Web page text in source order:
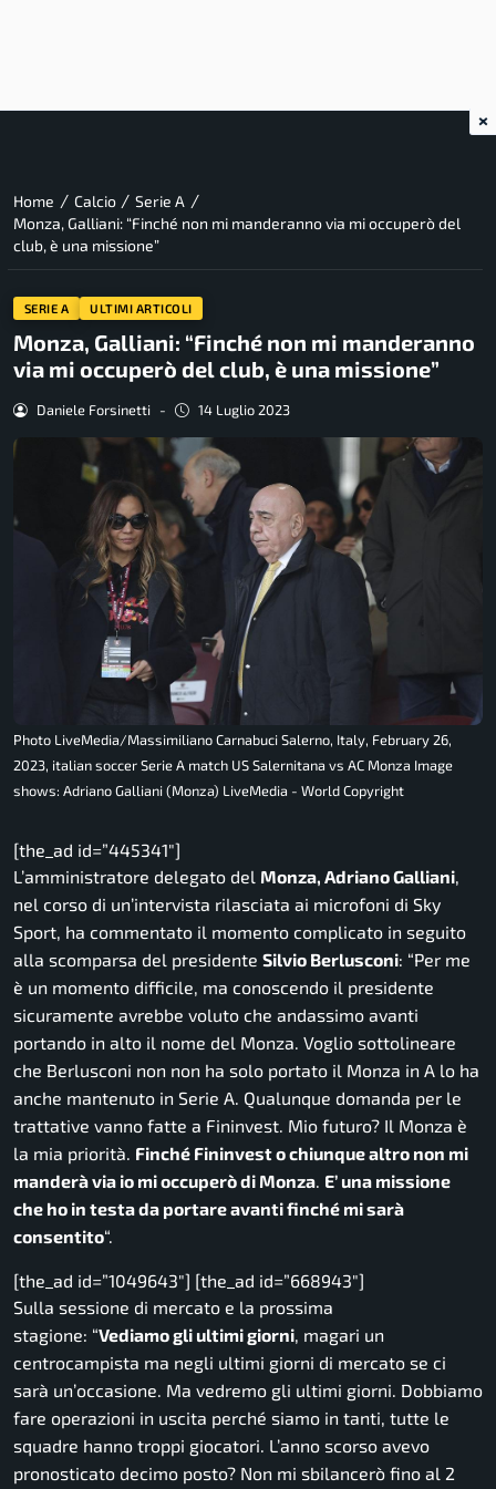
Home / Calcio / Serie A /
Monza, Galliani: “Finché non mi manderanno via mi occuperò del
club, è una missione”
SERIE A ULTIMI ARTICOLI
Monza, Galliani: “Finché non mi manderanno
via mi occuperò del club, è una missione”
Daniele Forsinetti - 14 Luglio 2023
Photo LiveMedia/Massimiliano Carnabuci Salerno, Italy, February 26,
2023, italian soccer Serie A match US Salernitana vs AC Monza Image
shows: Adriano Galliani (Monza) LiveMedia - World Copyright
[the_ad id=”445341″]
L’amministratore delegato del Monza, Adriano Galliani,
nel corso di un’intervista rilasciata ai microfoni di Sky
Sport, ha commentato il momento complicato in seguito
alla scomparsa del presidente Silvio Berlusconi: “Per me
è un momento difficile, ma conoscendo il presidente
sicuramente avrebbe voluto che andassimo avanti
portando in alto il nome del Monza. Voglio sottolineare
che Berlusconi non non ha solo portato il Monza in A lo ha
anche mantenuto in Serie A. Qualunque domanda per le
trattative vanno fatte a Fininvest. Mio futuro? Il Monza è
la mia priorità. Finché Fininvest o chiunque altro non mi
manderà via io mi occuperò di Monza. E’ una missione
che ho in testa da portare avanti finché mi sarà
consentito“.
[the_ad id=”1049643″] [the_ad id=”668943″]
Sulla sessione di mercato e la prossima
stagione: “Vediamo gli ultimi giorni, magari un
centrocampista ma negli ultimi giorni di mercato se ci
sarà un’occasione. Ma vedremo gli ultimi giorni. Dobbiamo
fare operazioni in uscita perché siamo in tanti, tutte le
squadre hanno troppi giocatori. L’anno scorso avevo
pronosticato decimo posto? Non mi sbilancerò fino al 2
×